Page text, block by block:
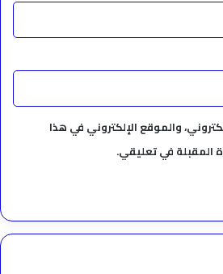
والموقع الإلكتروني في هذا
المقبلة في تعليقي.